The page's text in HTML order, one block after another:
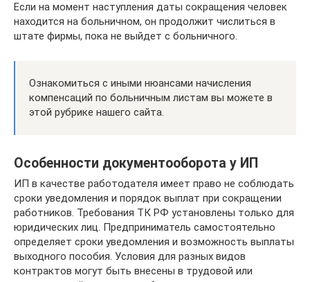
Если на момент наступления даты сокращения человек
находится на больничном, он продолжит числиться в
штате фирмы, пока не выйдет с больничного.
Ознакомиться с иными нюансами начисления
компенсаций по больничным листам вы можете в
этой рубрике нашего сайта.
Особенности документооборота у ИП
ИП в качестве работодателя имеет право не соблюдать
сроки уведомления и порядок выплат при сокращении
работников. Требования ТК РФ установлены только для
юридических лиц. Предприниматель самостоятельно
определяет сроки уведомления и возможность выплаты
выходного пособия. Условия для разных видов
контрактов могут быть внесены в трудовой или